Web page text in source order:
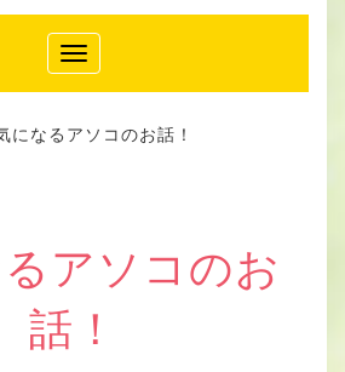
Toggle
Navigation
になるアソコのお話！
アソコのお
話！